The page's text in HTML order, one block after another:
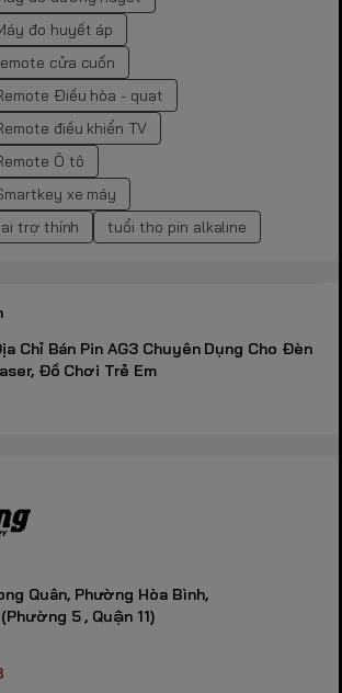
đo huyết áp
cửa cuốn
Điều hòa - quạt
điều khiển TV
Ô tô
xe máy
trợ thính
tuổi thọ pin alkaline
Chỉ Bán Pin AG3 Chuyên Dụng Cho Đèn
Đồ Chơi Trẻ Em
Quân, Phường Hòa Bình,
5 , Quận 11)